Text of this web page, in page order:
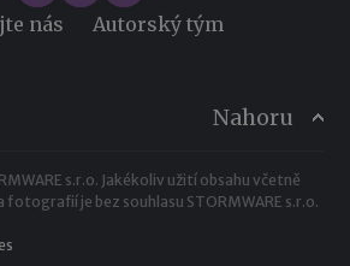
nás Autorský tým
Nahoru
s.r.o. Jakékoliv užití obsahu včetně
fotografií je bez souhlasu STORMWARE s.r.o.